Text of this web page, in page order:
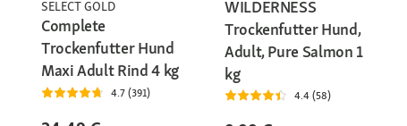
SELECT GOLD
Complete
Trockenfutter Hund
Maxi Adult Rind 4 kg
4.7 (391)
WILDERNESS
Trockenfutter Hund,
Adult, Pure Salmon 1
kg
4.4 (58)